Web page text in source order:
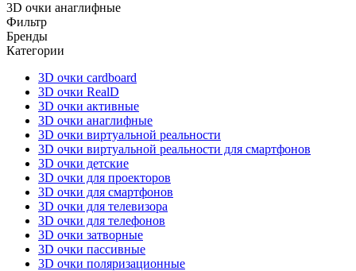
3D очки анаглифные
Фильтр
Бренды
Категории
3D очки cardboard
3D очки RealD
3D очки активные
3D очки анаглифные
3D очки виртуальной реальности
3D очки виртуальной реальности для смартфонов
3D очки детские
3D очки для проекторов
3D очки для смартфонов
3D очки для телевизора
3D очки для телефонов
3D очки затворные
3D очки пассивные
3D очки поляризационные